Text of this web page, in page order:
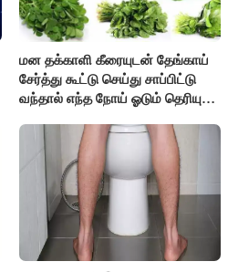
மன தக்காளி கீரையுடன் தேங்காய்
சேர்த்து கூட்டு செய்து சாப்பிட்டு
வந்தால் எந்த நோய் ஓடும் தெரியுமா